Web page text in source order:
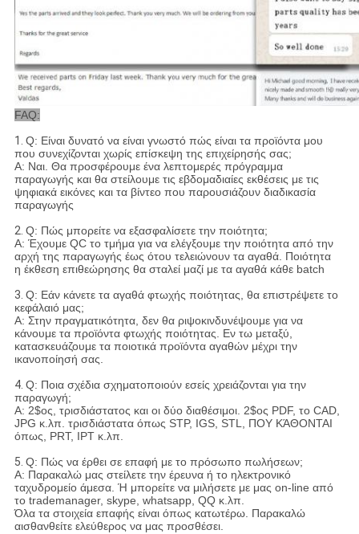
FAQ:
1. Q: Είναι δυνατό να είναι γνωστό πώς είναι τα προϊόντα μου
που συνεχίζονται χωρίς επίσκεψη της επιχείρησής σας;
Α: Ναι. Θα προσφέρουμε ένα λεπτομερές πρόγραμμα
παραγωγής και θα στείλουμε τις εβδομαδιαίες εκθέσεις με τις
ψηφιακά εικόνες και τα βίντεο που παρουσιάζουν διαδικασία
παραγωγής
2. Q: Πώς μπορείτε να εξασφαλίσετε την ποιότητα;
Α: Έχουμε QC το τμήμα για να ελέγξουμε την ποιότητα από την
αρχή της παραγωγής έως ότου τελειώνουν τα αγαθά. Ποιότητα
η έκθεση επιθεώρησης θα σταλεί μαζί με τα αγαθά κάθε batch
3. Q: Εάν κάνετε τα αγαθά φτωχής ποιότητας, θα επιστρέψετε το
κεφάλαιό μας;
Α: Στην πραγματικότητα, δεν θα ριψοκινδυνέψουμε για να
κάνουμε τα προϊόντα φτωχής ποιότητας. Εν τω μεταξύ,
κατασκευάζουμε τα ποιοτικά προϊόντα αγαθών μέχρι την
ικανοποίησή σας.
4. Q: Ποια σχέδια σχηματοποιούν εσείς χρειάζονται για την
παραγωγή;
Α: 2$ος, τρισδιάστατος και οι δύο διαθέσιμοι. 2$ος PDF, το CAD,
JPG κ.λπ. τρισδιάστατα όπως STP, IGS, STL, ΠΟΥ ΚΆΘΟΝΤΑΙ
όπως, PRT, IPT κ.λπ.
5. Q: Πώς να έρθει σε επαφή με το πρόσωπο πωλήσεων;
Α: Παρακαλώ μας στείλετε την έρευνα ή το ηλεκτρονικό
ταχυδρομείο άμεσα. Ή μπορείτε να μιλήσετε με μας on-line από
το trademanager, skype, whatsapp, QQ κ.λπ.
Όλα τα στοιχεία επαφής είναι όπως κατωτέρω. Παρακαλώ
αισθανθείτε ελεύθερος να μας προσθέσει.